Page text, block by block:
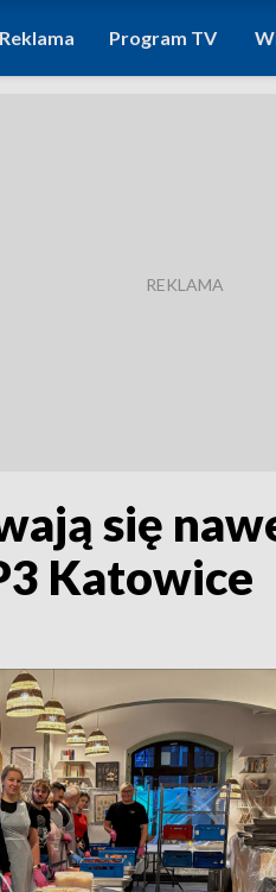
Reklama Program TV
się
Katowice